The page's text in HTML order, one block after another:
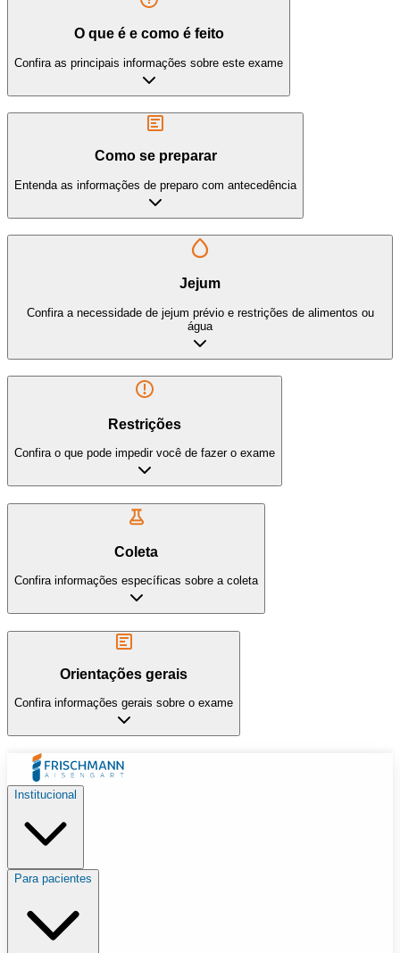
O que é e como é feito
Confira as principais informações sobre este exame
Como se preparar
Entenda as informações de preparo com antecedência
Jejum
Confira a necessidade de jejum prévio e restrições de alimentos ou
água
Restrições
Confira o que pode impedir você de fazer o exame
Coleta
Confira informações específicas sobre a coleta
Orientações gerais
Confira informações gerais sobre o exame
Institucional
Para pacientes